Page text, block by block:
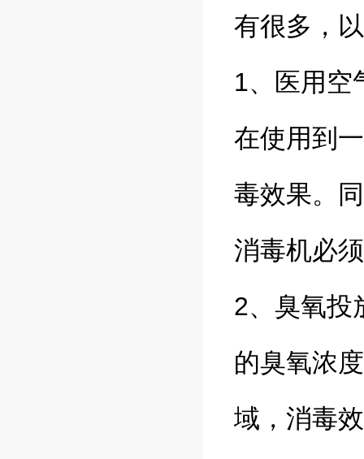
有很多，
1、医用空
在使用到
毒效果。
消毒机必
2、臭氧投
的臭氧浓
域，消毒